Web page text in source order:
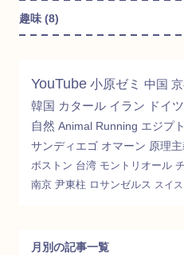
趣味 (8)
YouTube 小原ゼミ 中国
韓国 カタール イラン ドイツ
自然 Animal Running エジプト
サンディエゴ オマーン 原理
ボストン 台湾 モントリオール
南京 尹東柱 ロサンゼルス スイス
月別の記事一覧